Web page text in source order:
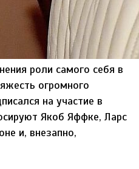
роли самого себя в
огромного
на участие в
Якоб Яффке, Ларс
и, внезапно,